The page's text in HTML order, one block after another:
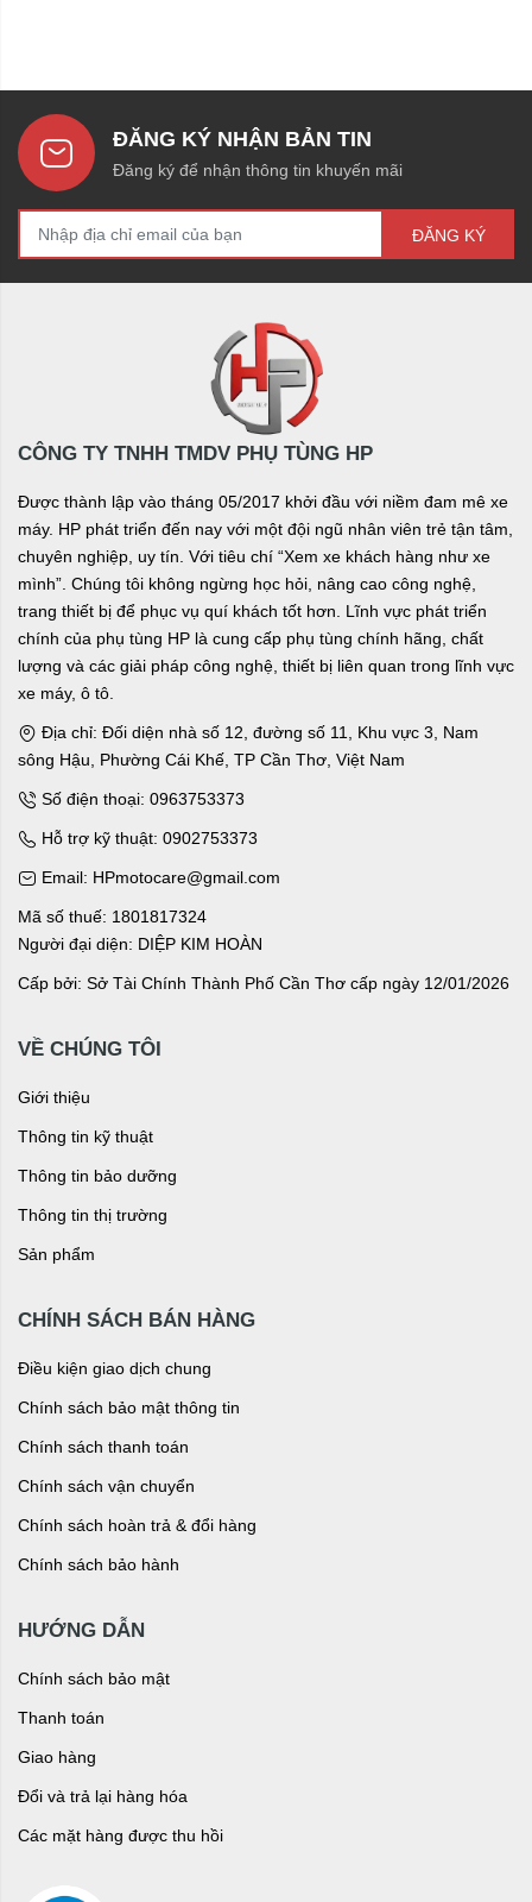
ĐĂNG KÝ NHẬN BẢN TIN
Đăng ký để nhận thông tin khuyến mãi
ĐĂNG KÝ
CÔNG TY TNHH TMDV PHỤ TÙNG HP
Được thành lập vào tháng 05/2017 khởi đầu với niềm đam mê xe
máy. HP phát triển đến nay với một đội ngũ nhân viên trẻ tận tâm,
chuyên nghiệp, uy tín. Với tiêu chí “Xem xe khách hàng như xe
mình”. Chúng tôi không ngừng học hỏi, nâng cao công nghệ,
trang thiết bị để phục vụ quí khách tốt hơn. Lĩnh vực phát triển
chính của phụ tùng HP là cung cấp phụ tùng chính hãng, chất
lượng và các giải pháp công nghệ, thiết bị liên quan trong lĩnh vực
xe máy, ô tô.
Địa chỉ: Đối diện nhà số 12, đường số 11, Khu vực 3, Nam
sông Hậu, Phường Cái Khế, TP Cần Thơ, Việt Nam
Số điện thoại: 0963753373
Hỗ trợ kỹ thuật: 0902753373
Email: HPmotocare@gmail.com
Mã số thuế: 1801817324
Người đại diện: DIỆP KIM HOÀN
Cấp bởi: Sở Tài Chính Thành Phố Cần Thơ cấp ngày 12/01/2026
VỀ CHÚNG TÔI
Giới thiệu
Thông tin kỹ thuật
Thông tin bảo dưỡng
Thông tin thị trường
Sản phẩm
CHÍNH SÁCH BÁN HÀNG
Điều kiện giao dịch chung
Chính sách bảo mật thông tin
Chính sách thanh toán
Chính sách vận chuyển
Chính sách hoàn trả & đổi hàng
Chính sách bảo hành
HƯỚNG DẪN
Chính sách bảo mật
Thanh toán
Giao hàng
Đổi và trả lại hàng hóa
Các mặt hàng được thu hồi